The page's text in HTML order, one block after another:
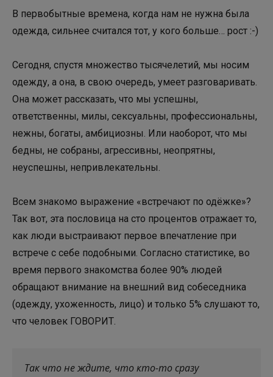
В первобытные времена, когда нам не нужна была
одежда, сильнее считался тот, у кого больше… рост :-)
Сегодня, спустя множество тысячелетий, мы носим
одежду, а она, в свою очередь, умеет разговаривать.
Она может рассказать, что мы успешны,
ответственны, милы, сексуальны, профессиональны,
нежны, богаты, амбициозны. Или наоборот, что мы
бедны, не собраны, агрессивны, неопрятны,
неуспешны, непривлекательны.
Всем знакомо выражение «встречают по одёжке»?
Так вот, эта пословица на сто процентов отражает то,
как люди выстраивают первое впечатление при
встрече с себе подобными. Согласно статистике, во
время первого знакомства более 90% людей
обращают внимание на внешний вид собеседника
(одежду, ухоженность, лицо) и только 5% слушают то,
что человек ГОВОРИТ.
Так что не ждите, что кто-то сразу